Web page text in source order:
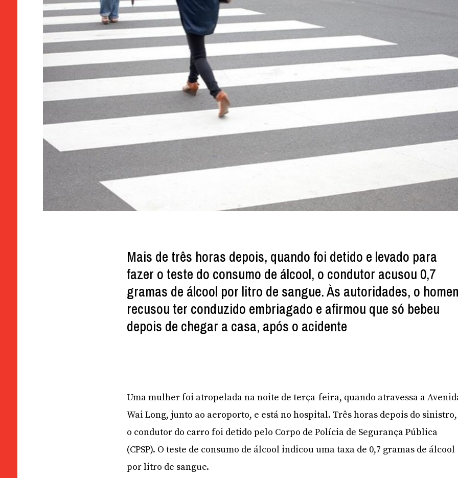
Mais de três horas depois, quando foi detido e levado para
fazer o teste do consumo de álcool, o condutor acusou 0,7
gramas de álcool por litro de sangue. Às autoridades, o
recusou ter conduzido embriagado e afirmou que só bebeu
depois de chegar a casa, após o acidente
Uma mulher foi atropelada na noite de terça-feira, quando atravessa a
Wai Long, junto ao aeroporto, e está no hospital. Três horas depois do sinistro,
o condutor do carro foi detido pelo Corpo de Polícia de Segurança Pública
(CPSP). O teste de consumo de álcool indicou uma taxa de 0,7 gramas de álcool
por litro de sangue.